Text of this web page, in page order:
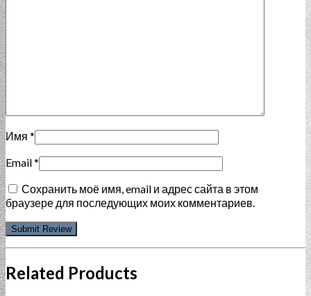
Имя *
Email*
Сохранить моё имя, email и адрес сайта в этом
браузере для последующих моих комментариев.
Related Products